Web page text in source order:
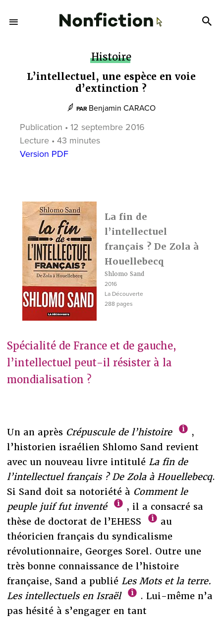
Histoire
L’intellectuel, une espèce en voie
d’extinction ?
PAR Benjamin CARACO
Publication • 12 septembre 2016
Lecture • 43 minutes
Version PDF
La fin de
l’intellectuel
français ? De Zola à
Houellebecq
Shlomo Sand
2016
La Découverte
288 pages
Spécialité de France et de gauche,
l’intellectuel peut-il résister à la
mondialisation ?
Un an après Crépuscule de l’histoire
,
l’historien israélien Shlomo Sand revient
avec un nouveau livre intitulé La fin de
l’intellectuel français ? De Zola à Houellebecq.
Si Sand doit sa notoriété à Comment le
peuple juif fut inventé
, il a consacré sa
thèse de doctorat de l’EHESS
au
théoricien français du syndicalisme
révolutionnaire, Georges Sorel. Outre une
très bonne connaissance de l’histoire
française, Sand a publié Les Mots et la terre.
Les intellectuels en Israël
. Lui-même n’a
pas hésité à s’engager en tant